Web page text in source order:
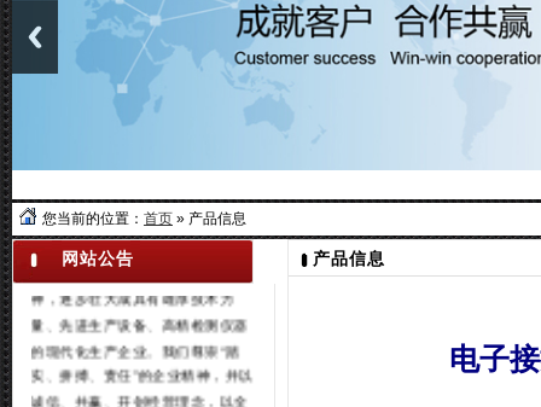
您当前的位置： 首页 » 产品信息
网站公告
乐清市博威电子有限公司位于乐清
事于FPC接插件，电子接插件，电
子连接，公司自创建以来，通过不
懈努力、不断创新、锐意进取的精
神，逐步壮大成具有雄厚技术力
量、先进生产设备、高精检测仪器
的现代化生产企业。我们尊崇“踏
实、拼搏、责任”的企业精神，并以
诚信、共赢、开创经营理念，以全
产品信息
电子